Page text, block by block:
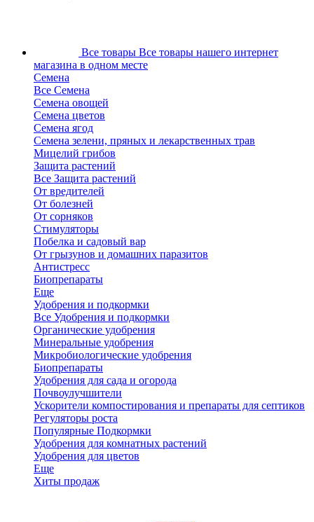
Все товары Все товары нашего интернет
магазина в одном месте
Семена
Все Семена
Семена овощей
Семена цветов
Семена ягод
Семена зелени, пряных и лекарственных трав
Мицелий грибов
Защита растений
Все Защита растений
От вредителей
От болезней
От сорняков
Стимуляторы
Побелка и садовый вар
От грызунов и домашних паразитов
Антистресс
Биопрепараты
Еще
Удобрения и подкормки
Все Удобрения и подкормки
Органические удобрения
Минеральные удобрения
Микробиологические удобрения
Биопрепараты
Удобрения для сада и огорода
Почвоулучшители
Ускорители компостирования и препараты для септиков
Регуляторы роста
Популярные Подкормки
Удобрения для комнатных растений
Удобрения для цветов
Еще
Хиты продаж